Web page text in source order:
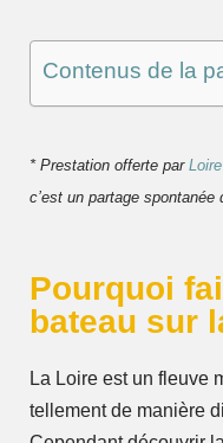
Contenus de la
* Prestation offerte par
c’est un partage spontanée
Pourquoi
bateau sur
La Loire est un fleuve
tellement de manière